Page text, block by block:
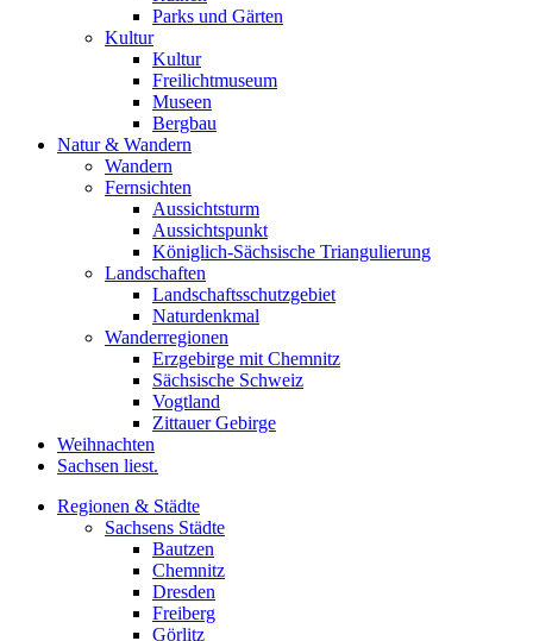
Parks und Gärten
Kultur
Kultur
Freilichtmuseum
Museen
Bergbau
Natur & Wandern
Wandern
Fernsichten
Aussichtsturm
Aussichtspunkt
Königlich-Sächsische Triangulierung
Landschaften
Landschaftsschutzgebiet
Naturdenkmal
Wanderregionen
Erzgebirge mit Chemnitz
Sächsische Schweiz
Vogtland
Zittauer Gebirge
Weihnachten
Sachsen liest.
Regionen & Städte
Sachsens Städte
Bautzen
Chemnitz
Dresden
Freiberg
Görlitz